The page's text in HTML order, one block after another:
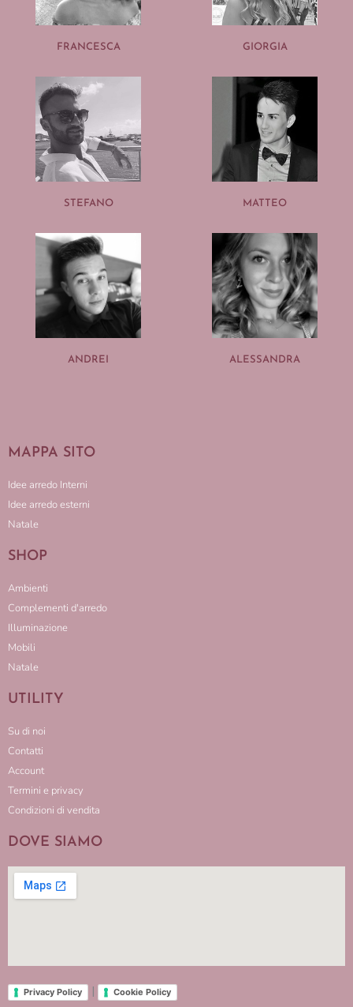
FRANCESCA GIORGIA
STEFANO MATTEO
ANDREI ALESSANDRA
MAPPA SITO
Idee arredo Interni
Idee arredo esterni
Natale
SHOP
Ambienti
Complementi d'arredo
Illuminazione
Mobili
Natale
UTILITY
Su di noi
Contatti
Account
Termini e privacy
Condizioni di vendita
DOVE SIAMO
Privacy Policy | Cookie Policy